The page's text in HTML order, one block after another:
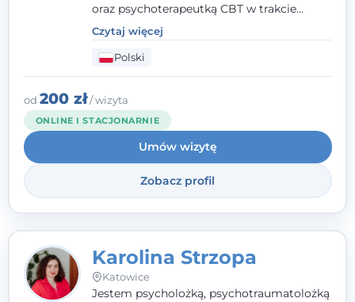
oraz psychoterapeutką CBT w trakcie
szkolenia. Pracuję z dorosłymi, którzy
szukają wsparcia w trudnych momentach -
w obliczu lęku, przewlekłego stresu,
natłoku myśli, obniżonego nastroju,
wypalenia czy kryzysu, a także po prostu
chcą lepiej poznać siebie.
Czytaj więcej
Polski
od 200 zł/ wizyta
ONLINE I STACJONARNIE
Umów wizytę
Zobacz profil
Karolina Strzopa
Katowice
Jestem psycholożką, psychotraumatolożką